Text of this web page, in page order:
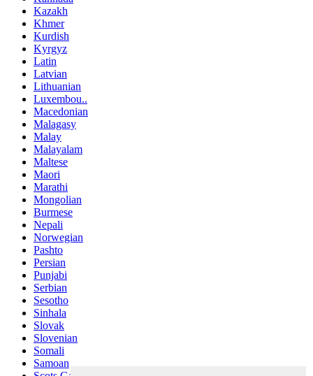
Kazakh
Khmer
Kurdish
Kyrgyz
Latin
Latvian
Lithuanian
Luxembou..
Macedonian
Malagasy
Malay
Malayalam
Maltese
Maori
Marathi
Mongolian
Burmese
Nepali
Norwegian
Pashto
Persian
Punjabi
Serbian
Sesotho
Sinhala
Slovak
Slovenian
Somali
Samoan